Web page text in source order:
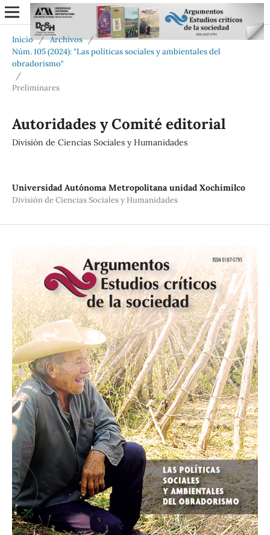
Inicio / Archivos /
Núm. 105 (2024): "Las políticas sociales y ambientales del
obradorismo"
/
Preliminares
Autoridades y Comité editorial
División de Ciencias Sociales y Humanidades
Universidad Autónoma Metropolitana unidad Xochimilco
División de Ciencias Sociales y Humanidades